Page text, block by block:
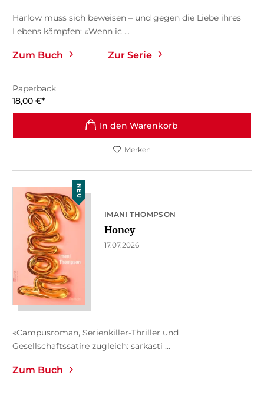
Harlow muss sich beweisen – und gegen die Liebe ihres
Lebens kämpfen: «Wenn ic ...
Zum Buch Zur Serie
Paperback
18,00 €*
In den Warenkorb
Merken
NEU
IMANI THOMPSON
Honey
17.07.2026
«Campusroman, Serienkiller-Thriller und
Gesellschaftssatire zugleich: sarkasti ...
Zum Buch